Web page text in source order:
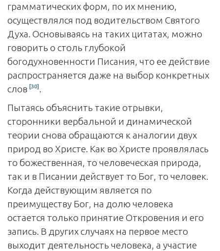
грамматических форм, по их мнению,
осуществлялся под водительством Святого
Духа. Основываясь на таких цитатах, можно
говорить о столь глубокой
богодухновенности Писания, что ее действие
распространяется даже на выбор конкретных
слов [30] .
Пытаясь объяснить такие отрывки,
сторонники вербальной и динамической
теории снова обращаются к аналогии двух
природ во Христе. Как во Христе проявлялась
то божественная, то человеческая природа,
так и в Писании действует то Бог, то человек.
Когда действующим является по
преимуществу Бог, на долю человека
остается только принятие Откровения и его
запись. В других случаях на первое место
выходит деятельность человека, а участие